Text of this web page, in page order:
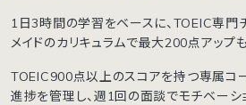
1日3時間の学習をベースに、TOEIC専門
メイドのカリキュラムで最大200点アップ
TOEIC900点以上のスコアを持つ専属コ
進捗を管理し、週1回の面談でモチベーシ